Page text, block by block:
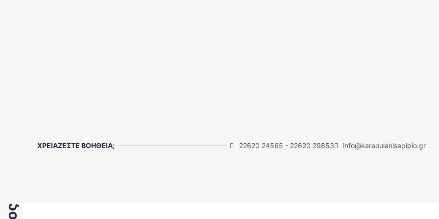
ΧΡΕΙΑΖΕΣΤΕ ΒΟΗΘΕΙΑ; 22620 24565 - 22620 29853 info@karaoulanisepiplo.gr